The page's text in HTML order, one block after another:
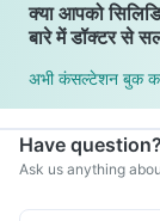
क्या आपको
बारे में डॉक्टर से
अभी कंसल्टेशन बुक
Have
Ask us anything